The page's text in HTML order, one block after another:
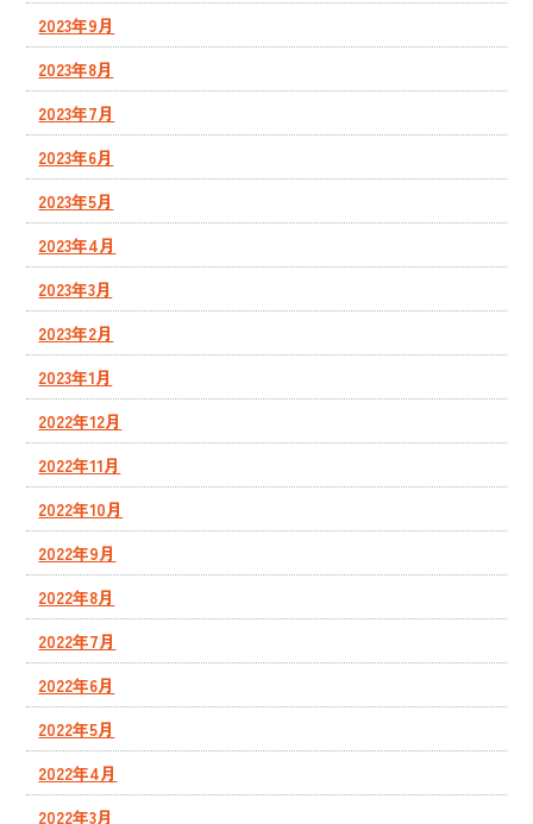
2023年9月
2023年8月
2023年7月
2023年6月
2023年5月
2023年4月
2023年3月
2023年2月
2023年1月
2022年12月
2022年11月
2022年10月
2022年9月
2022年8月
2022年7月
2022年6月
2022年5月
2022年4月
2022年3月